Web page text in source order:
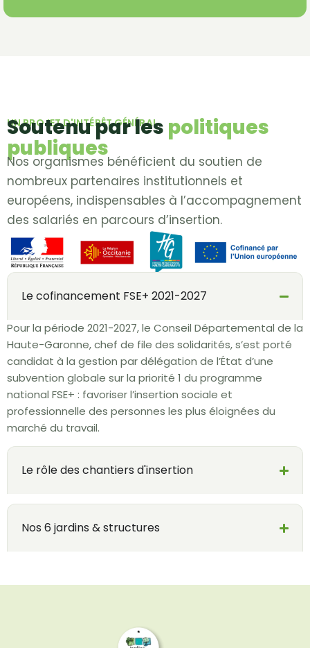
UN PROJET D'INTÉRÊT GÉNÉRAL
Soutenu par les politiques
publiques
Nos organismes bénéficient du soutien de
nombreux partenaires institutionnels et
européens, indispensables à l’accompagnement
des salariés en parcours d’insertion.
Le cofinancement FSE+ 2021-2027
Pour la période 2021-2027, le Conseil Départemental de la
Haute-Garonne, chef de file des solidarités, s’est porté
candidat à la gestion par délégation de l’État d’une
subvention globale sur la priorité 1 du programme
national FSE+ : favoriser l’insertion sociale et
professionnelle des personnes les plus éloignées du
marché du travail.
Le rôle des chantiers d'insertion
Nos 6 jardins & structures